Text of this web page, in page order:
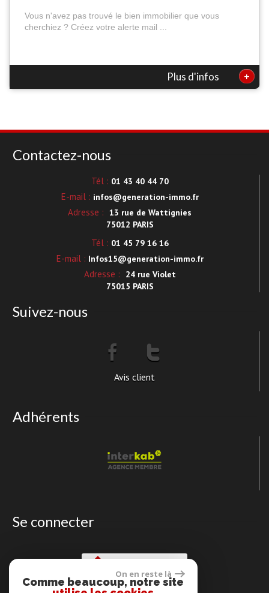
Vous n'avez pas trouvé le bien immobilier que vous
cherchiez ? Créez votre alerte mail ...
Plus d'infos +
Contactez-nous
Tél : 01 43 40 44 70
E-mail : infos@generation-immo.fr
Adresse : 13 rue de Wattignies
75012 PARIS
Tél : 01 45 79 16 16
E-mail : Infos15@generation-immo.fr
Adresse :
24 rue Violet
75015 PARIS
Suivez-nous
Avis client
Adhérents
Se connecter
On en reste là
Comme beaucoup, notre site